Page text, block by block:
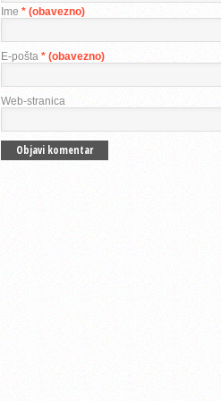
Ime * (obavezno)
E-pošta * (obavezno)
Web-stranica